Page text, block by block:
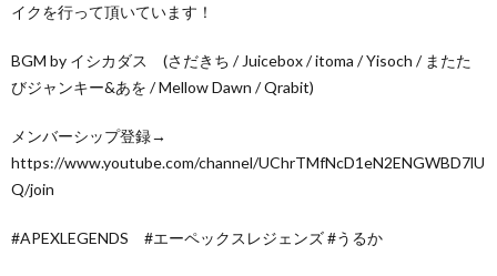
イクを行って頂いています！
BGM by イシカダス (さだきち / Juicebox / itoma / Yisoch / またた
びジャンキー&あを / Mellow Dawn / Qrabit)
メンバーシップ登録→
https://www.youtube.com/channel/UChrTMfNcD1eN2ENGWBD7lU
Q/join
#APEXLEGENDS #エーペックスレジェンズ #うるか